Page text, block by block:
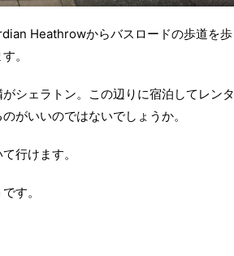
Heathrowからバスロードの歩道を歩
。
シェラトン。この辺りに宿泊してレンタ
がいいのではないでしょうか。
行けます。
す。